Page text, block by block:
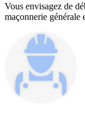
Vous envisagez de
maçonnerie générale